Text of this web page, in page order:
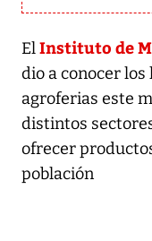
ElInstituto de
dio a conocer
agroferias este
distintos
ofrecer
población